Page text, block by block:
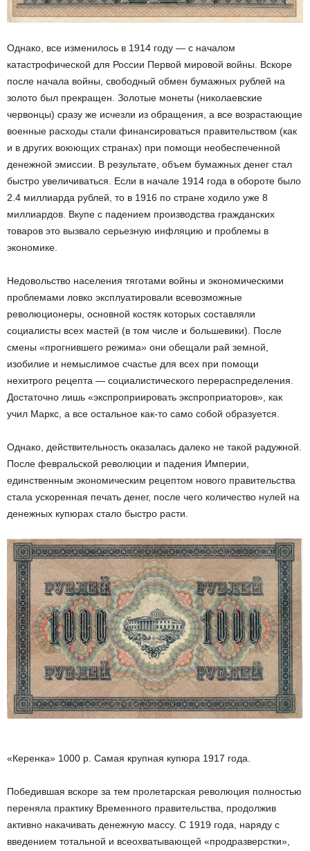
Однако, все изменилось в 1914 году — с началом
катастрофической для России Первой мировой войны. Вскоре
после начала войны, свободный обмен бумажных рублей на
золото был прекращен. Золотые монеты (николаевские
червонцы) сразу же исчезли из обращения, а все возрастающие
военные расходы стали финансироваться правительством (как
и в других воюющих странах) при помощи необеспеченной
денежной эмиссии. В результате, объем бумажных денег стал
быстро увеличиваться. Если в начале 1914 года в обороте было
2.4 миллиарда рублей, то в 1916 по стране ходило уже 8
миллиардов. Вкупе с падением производства гражданских
товаров это вызвало серьезную инфляцию и проблемы в
экономике.
Недовольство населения тяготами войны и экономическими
проблемами ловко эксплуатировали всевозможные
революционеры, основной костяк которых составляли
социалисты всех мастей (в том числе и большевики). После
смены «прогнившего режима» они обещали рай земной,
изобилие и немыслимое счастье для всех при помощи
нехитрого рецепта — социалистического перераспределения.
Достаточно лишь «экспроприировать экспроприаторов», как
учил Маркс, а все остальное как-то само собой образуется.
Однако, действительность оказалась далеко не такой радужной.
После февральской революции и падения Империи,
единственным экономическим рецептом нового правительства
стала ускоренная печать денег, после чего количество нулей на
денежных купюрах стало быстро расти.
«Керенка» 1000 р. Самая крупная купюра 1917 года.
Победившая вскоре за тем пролетарская революция полностью
переняла практику Временного правительства, продолжив
активно накачивать денежную массу. С 1919 года, наряду с
введением тотальной и всеохватывающей «продразверстки»,